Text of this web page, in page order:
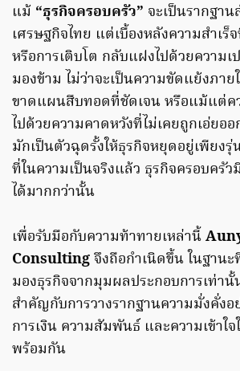
แม้ “ธุรกิจครอบครัว” จะเป็นรากฐา
เศรษฐกิจไทย แต่เบื้องหลังความสำเร็
หรือการเติบโต กลับแฝงไปด้วยความ
มองข้าม ไม่ว่าจะเป็นความขัดแย้งภาย
ขาดแผนสืบทอดที่ชัดเจน หรือแม้แต่ค
ไปด้วยความคาดหวังที่ไม่เคยถูกเอ่ยอ
มักเป็นตัวฉุดรั้งให้ธุรกิจหยุดอยู่เพียง
ที่ในความเป็นจริงแล้ว ธุรกิจครอบครั
ได้มากกว่านั้น
เพื่อรับมือกับความท้าทายเหล่านี้
Consultingจึงถือกำเนิดขึ้น ในฐาน
มองธุรกิจจากมุมผลประกอบการเท่า
สำคัญกับการวางรากฐานความมั่งคั่ง
การเงิน ความสัมพันธ์ และความเข้าใจ
พร้อมกัน